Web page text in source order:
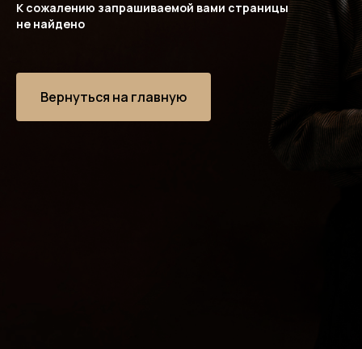
К сожалению запрашиваемой вами страницы
не найдено
Вернуться на главную